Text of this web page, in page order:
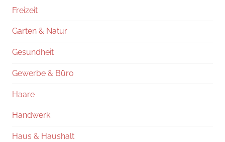
Freizeit
Garten & Natur
Gesundheit
Gewerbe & Büro
Haare
Handwerk
Haus & Haushalt